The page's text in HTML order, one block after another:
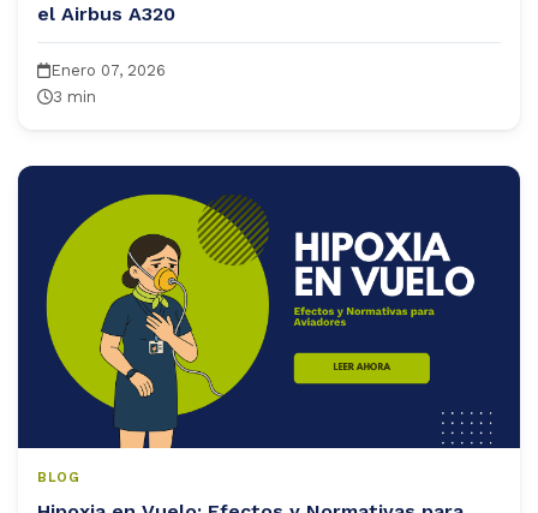
el Airbus A320
Enero 07, 2026
3 min
BLOG